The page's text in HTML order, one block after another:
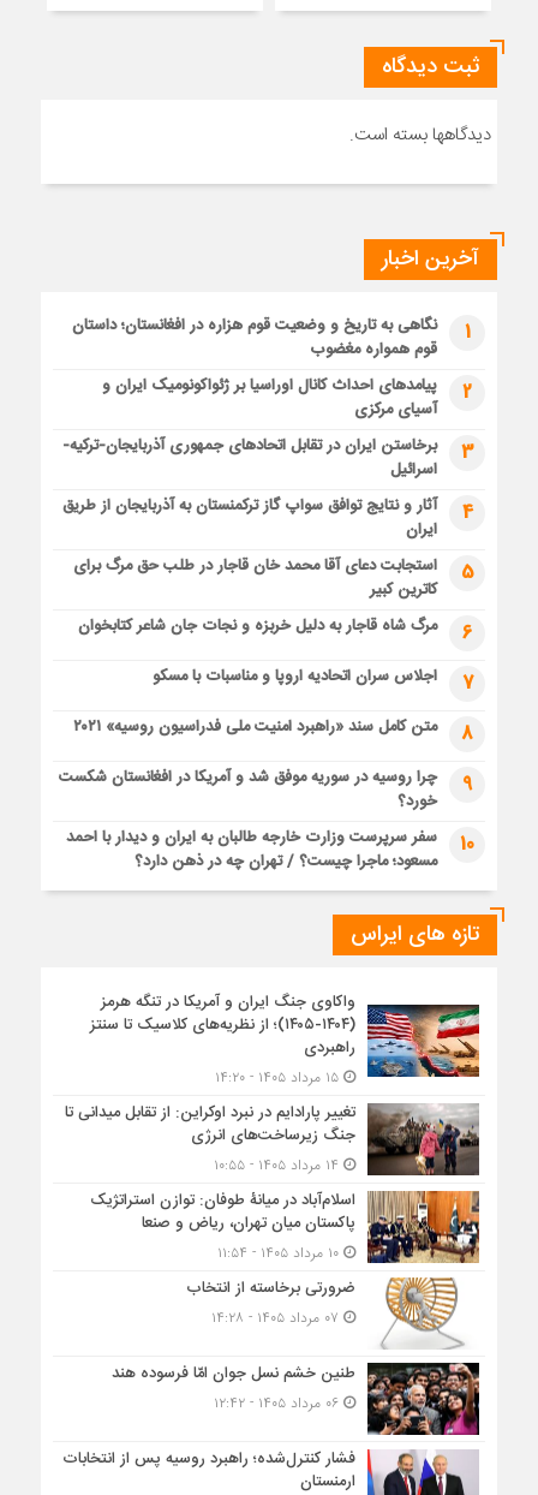
ثبت دیدگاه
دیدگاهها بسته است.
آخرین اخبار
1
نگاهی به تاریخ و وضعیت قوم هزاره در افغانستان؛ داستان
قوم همواره مغضوب
2
پیامدهای احداث کانال اوراسیا بر ژئواکونومیک ایران و
آسیای مرکزی
3
برخاستن ایران در تقابل اتحادهای جمهوری آذربایجان-ترکیه-
اسرائیل
4
آثار و نتایج توافق سواپ گاز ترکمنستان به آذربایجان از طریق
ایران
5
استجابت دعای آقا محمد خان قاجار در طلب حق مرگ برای
کاترین کبیر
6 مرگ شاه قاجار به دلیل خربزه و نجات جان شاعر کتابخوان
7 اجلاس سران اتحادیه اروپا و مناسبات با مسکو
8 متن کامل سند «راهبرد امنیت ملی فدراسیون روسیه» ۲۰۲۱
9
چرا روسیه در سوریه موفق شد و آمریکا در افغانستان شکست
خورد؟
10
سفر سرپرست وزارت خارجه طالبان به ایران و دیدار با احمد
مسعود؛ ماجرا چیست؟ / تهران چه در ذهن دارد؟
تازه های ایراس
واکاوی جنگ ایران و آمریکا در تنگه هرمز
(۱۴۰۴-۱۴۰۵)؛ از نظریه‌های کلاسیک تا سنتز
راهبردی
۱۵ مرداد ۱۴۰۵ - ۱۴:۲۰
تغییر پارادایم در نبرد اوکراین: از تقابل میدانی تا
جنگ زیرساخت‌های انرژی
اسلام‌آباد در میانۀ طوفان: توازن استراتژیک
پاکستان میان تهران، ریاض و صنعا
۱۰ مرداد ۱۴۰۵ - ۱۱:۵۴
ضرورتی برخاسته از انتخاب
طنین خشم نسل جوان امّا فرسوده هند
۰۶ مرداد ۱۴۰۵ - ۱۲:۴۲
فشار کنترل‌شده؛ راهبرد روسیه پس از انتخابات
ارمنستان